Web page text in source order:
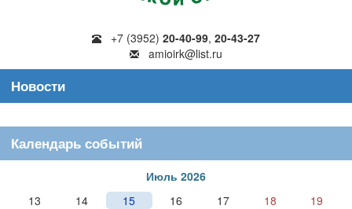
+7 (3952) 20-40-99, 20-43-27
amioirk@list.ru
Новости
Календарь событий
Июль 2026
13
14 15 16 17 18
19